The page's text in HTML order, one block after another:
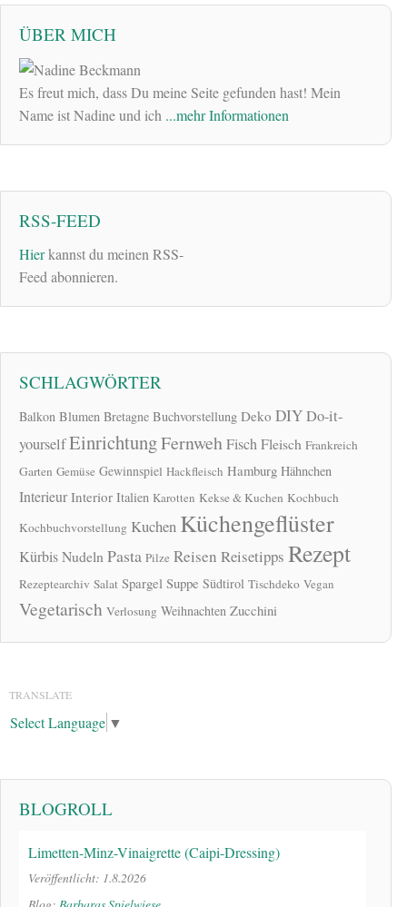
ÜBER MICH
Es freut mich, dass Du meine Seite gefunden hast! Mein
Name ist Nadine und ich ...mehr Informationen
RSS-FEED
Hierkannst du meinen RSS-
Feed abonnieren.
SCHLAGWÖRTER
Balkon Blumen Bretagne Buchvorstellung Deko DIYDo-it-
yourselfEinrichtungFernwehFischFleisch Frankreich
Garten Gemüse Gewinnspiel Hackfleisch Hamburg Hähnchen
Interieur Interior Italien Karotten Kekse & Kuchen Kochbuch
Kochbuchvorstellung Kuchen Küchengeflüster
KürbisNudelnPasta Pilze Reisen Reisetipps Rezept
Rezeptearchiv Salat Spargel Suppe Südtirol Tischdeko Vegan
Vegetarisch Verlosung Weihnachten Zucchini
TRANSLATE
Select Language ▼
BLOGROLL
Limetten-Minz-Vinaigrette (Caipi-Dressing)
Veröffentlicht: 1.8.2026